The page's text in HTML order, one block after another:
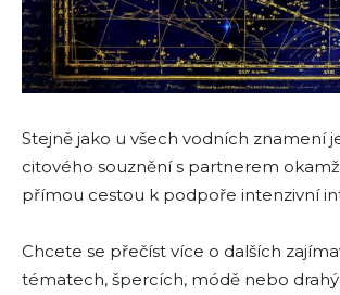
Stejně jako u všech vodních znamení
citového souznění s partnerem
přímou cestou k podpoře intenzivní
Chcete se přečíst více o dalších
tématech, špercích, módě nebo